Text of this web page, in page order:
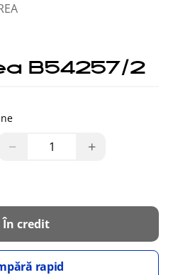
B54257/2
− +
În credit
rapid